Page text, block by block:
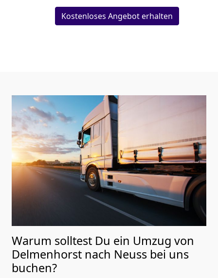
Kostenloses Angebot erhalten
Warum solltest Du ein Umzug von
Delmenhorst nach Neuss bei uns
buchen?